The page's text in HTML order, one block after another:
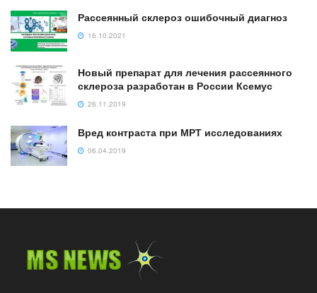
Рассеянный склероз ошибочный диагноз
16.10.2021
Новый препарат для лечения рассеянного
склероза разработан в России Ксемус
26.11.2019
Вред контраста при МРТ исследованиях
06.04.2019